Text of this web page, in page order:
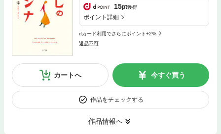
15pt獲得
ポイント詳細
dカード利用でさらにポイント+2%
返品不可
カートへ 今すぐ買う
作品をチェックする
作品情報へ